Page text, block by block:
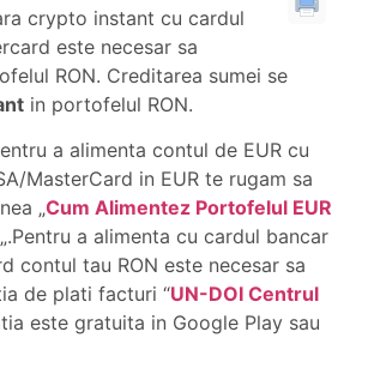
crypto instant cu cardul
este necesar sa
RON. Creditarea sumei se
in portofelul RON.
a alimenta contul de EUR cu
MasterCard in EUR te rugam sa
Cum Alimentez Portofelul EUR
.Pentru a alimenta cu cardul bancar
contul tau RON este necesar sa
de plati facturi “UN-DOI Centrul
este gratuita in Google Play sau